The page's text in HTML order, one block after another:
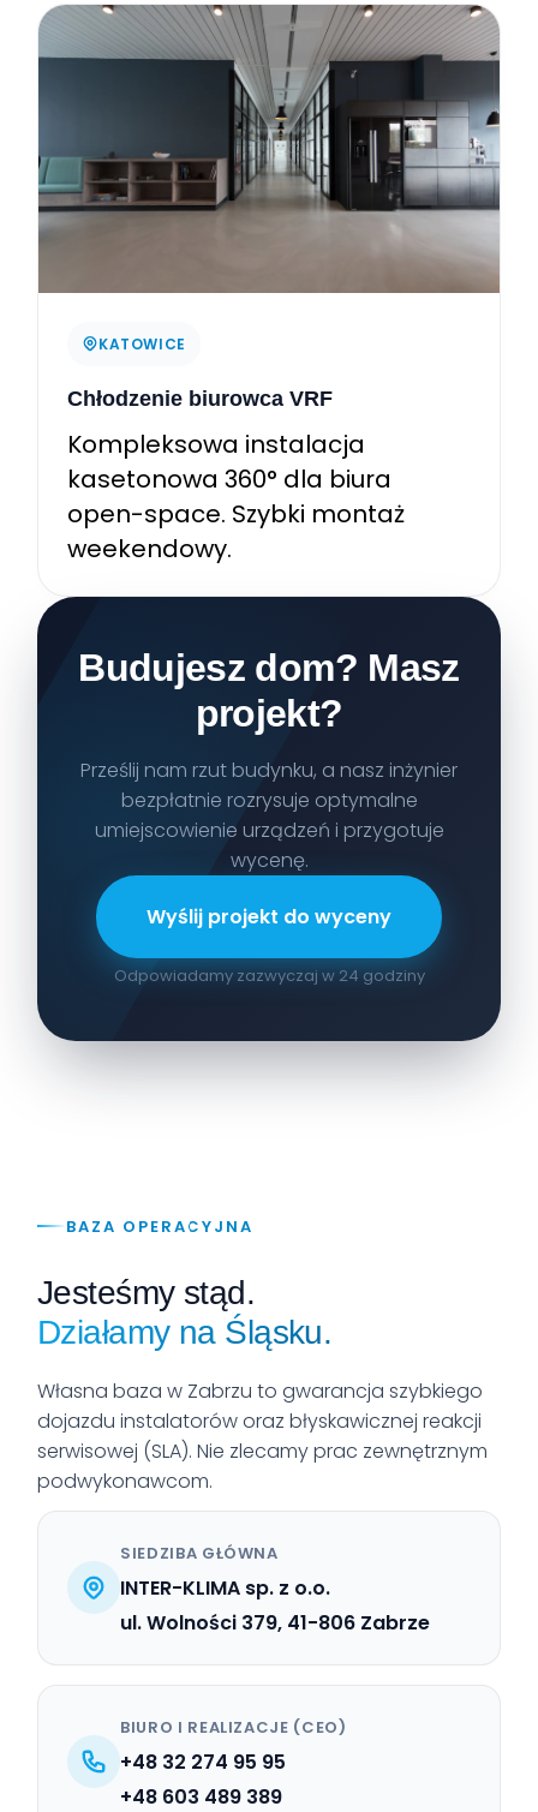
KATOWICE
Chłodzenie biurowca VRF
Kompleksowa instalacja
kasetonowa 360° dla biura
open-space. Szybki montaż
weekendowy.
Budujesz dom? Masz
projekt?
Prześlij nam rzut budynku, a nasz inżynier
bezpłatnie rozrysuje optymalne
umiejscowienie urządzeń i przygotuje
wycenę.
Wyślij projekt do wyceny
Odpowiadamy zazwyczaj w 24 godziny
BAZA OPERACYJNA
Jesteśmy stąd.
Działamy na Śląsku.
Własna baza w Zabrzu to gwarancja szybkiego
dojazdu instalatorów oraz błyskawicznej reakcji
serwisowej (SLA). Nie zlecamy prac zewnętrznym
podwykonawcom.
SIEDZIBA GŁÓWNA
INTER-KLIMA sp. z o.o.
ul. Wolności 379, 41-806 Zabrze
BIURO I REALIZACJE (CEO)
+48 32 274 95 95
+48 603 489 389